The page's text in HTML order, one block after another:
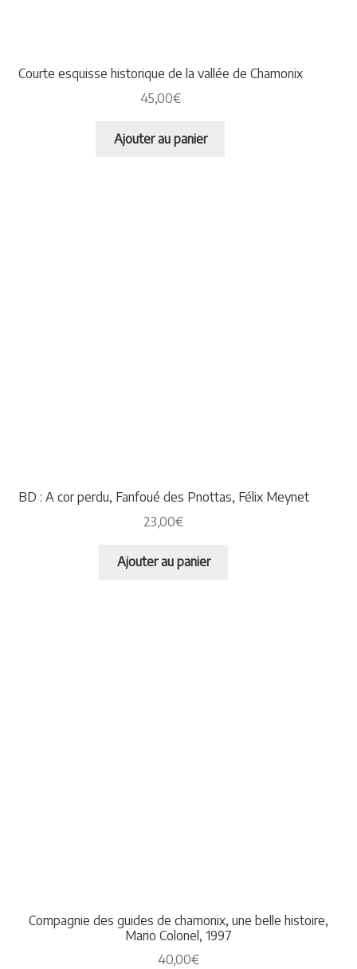
Courte esquisse historique de la vallée de Chamonix
45,00€
Ajouter au panier
BD : A cor perdu, Fanfoué des Pnottas, Félix Meynet
23,00€
Ajouter au panier
Compagnie des guides de chamonix, une belle histoire,
Mario Colonel, 1997
40,00€